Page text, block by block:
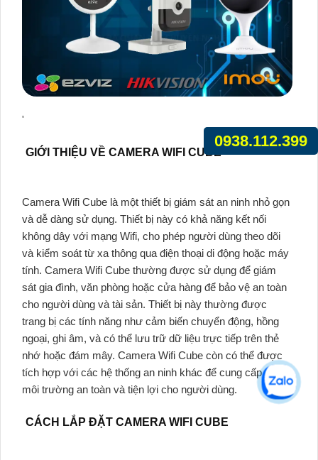
'
GIỚI THIỆU VỀ CAMERA WIFI CUBE
Camera Wifi Cube là một thiết bị giám sát an ninh nhỏ gọn
và dễ dàng sử dụng. Thiết bị này có khả năng kết nối
không dây với mạng Wifi, cho phép người dùng theo dõi
và kiểm soát từ xa thông qua điện thoại di động hoặc máy
tính. Camera Wifi Cube thường được sử dụng để giám
sát gia đình, văn phòng hoặc cửa hàng để bảo vệ an toàn
cho người dùng và tài sản. Thiết bị này thường được
trang bị các tính năng như cảm biến chuyển động, hồng
ngoại, ghi âm, và có thể lưu trữ dữ liệu trực tiếp trên thẻ
nhớ hoặc đám mây. Camera Wifi Cube còn có thể được
tích hợp với các hệ thống an ninh khác để cung cấp một
môi trường an toàn và tiện lợi cho người dùng.
CÁCH LẮP ĐẶT CAMERA WIFI CUBE
0938.112.399